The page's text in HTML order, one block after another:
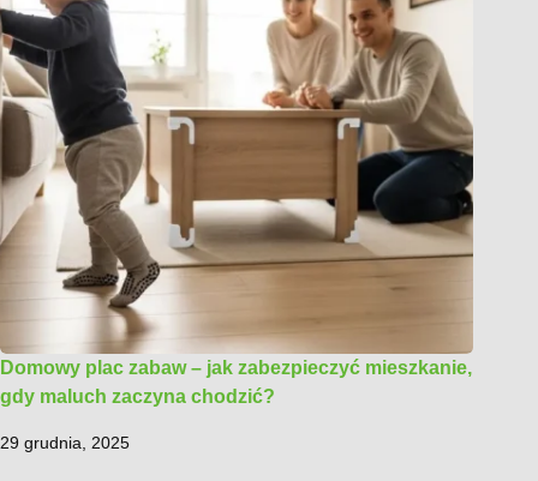
Domowy plac zabaw – jak zabezpieczyć mieszkanie,
gdy maluch zaczyna chodzić?
29 grudnia, 2025